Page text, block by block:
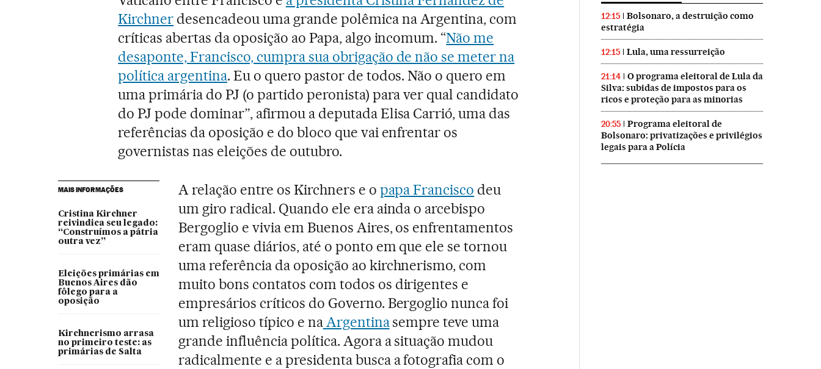
Kirchner desencadeou uma grande polêmica na Argentina, com
críticas abertas da oposição ao Papa, algo incomum. “Não me
desaponte, Francisco, cumpra sua obrigação de não se meter na
política argentina. Eu o quero pastor de todos. Não o quero em
uma primária do PJ (o partido peronista) para ver qual candidato
do PJ pode dominar”, afirmou a deputada Elisa Carrió, uma das
referências da oposição e do bloco que vai enfrentar os
governistas nas eleições de outubro.
MAIS INFORMAÇÕES
Cristina Kirchner
reivindica seu legado:
“Construímos a pátria
outra vez”
Eleições primárias em
Buenos Aires dão
fôlego para a
oposição
Kirchnerismo arrasa
no primeiro teste: as
primárias de Salta
A relação entre os Kirchners e o papa Francisco deu
um giro radical. Quando ele era ainda o arcebispo
Bergoglio e vivia em Buenos Aires, os enfrentamentos
eram quase diários, até o ponto em que ele se tornou
uma referência da oposição ao kirchnerismo, com
muito bons contatos com todos os dirigentes e
empresários críticos do Governo. Bergoglio nunca foi
um religioso típico e naArgentinasempre teve uma
grande influência política. Agora a situação mudou
radicalmente e a presidenta busca a fotografia com o
12:15
Bolsonaro, a destruição como
estratégia
12:15 Lula, uma ressurreição
21:14
O programa eleitoral de Lula da
Silva: subidas de impostos para os
ricos e proteção para as minorias
20:55
Programa eleitoral de
Bolsonaro: privatizações e privilégios
legais para a Polícia